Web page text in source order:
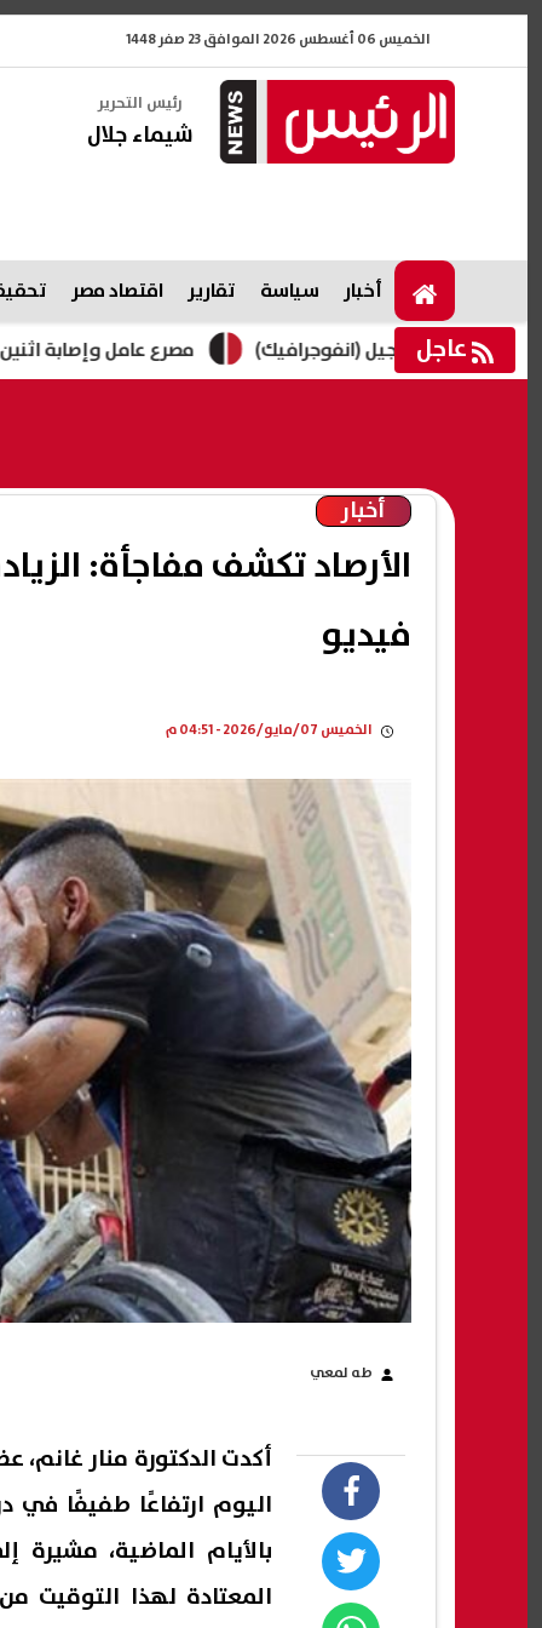
الخميس 06 أغسطس 2026 الموافق 23 صفر 1448
رئيس التحرير
شيماء جلال
أخبار سياسة تقارير اقتصاد مصر
عاجل مصرع عامل وإصابة اثنين باختناق
أخبار
الأرصاد تكشف مفاجأة:
فيديو
الخميس 07/مايو/2026 - 04:51 م
طه لمعي
أكدت الدكتورة منار غانم،
اليوم ارتفاعًا طفيفًا في
بالأيام الماضية،
المعتادة لهذا التوقيت